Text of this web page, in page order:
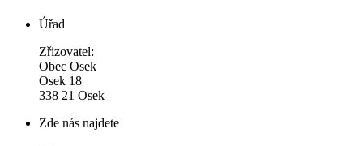
Úřad
Zřizovatel:
Obec Osek
Osek 18
338 21 Osek
Zde nás najdete